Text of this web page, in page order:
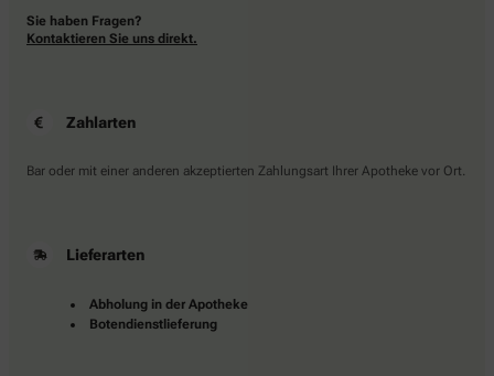
Sie haben Fragen?
Kontaktieren Sie uns direkt.
Zahlarten
Bar oder mit einer anderen akzeptierten Zahlungsart Ihrer Apotheke vor Ort.
Lieferarten
Abholung in der Apotheke
Botendienstlieferung